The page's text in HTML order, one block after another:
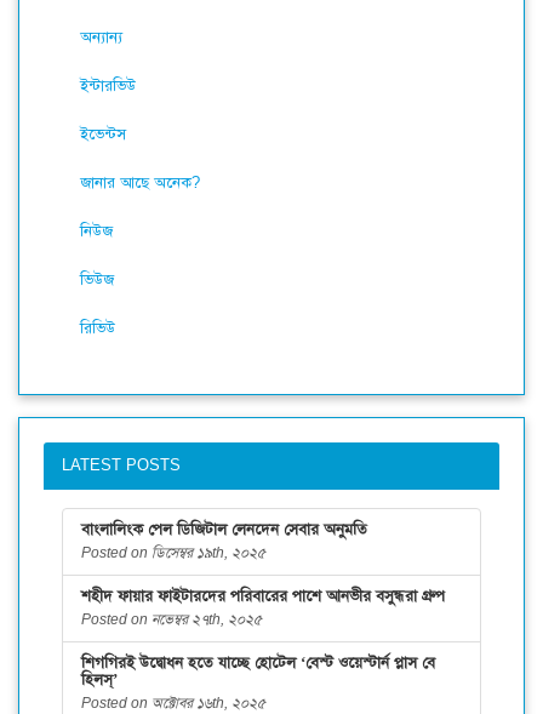
অন্যান্য
ইন্টারভিউ
ইভেন্টস
জানার আছে অনেক?
নিউজ
ভিউজ
রিভিউ
LATEST POSTS
বাংলালিংক পেল ডিজিটাল লেনদেন সেবার অনুমতি
Posted on ডিসেম্বর ১৯th, ২০২৫
শহীদ ফায়ার ফাইটারদের পরিবারের পাশে আনভীর বসুন্ধরা গ্রুপ
Posted on নভেম্বর ২৭th, ২০২৫
শিগগিরই উদ্বোধন হতে যাচ্ছে হোটেল ‘বেস্ট ওয়েস্টার্ন প্লাস বে
হিলস্’
Posted on অক্টোবর ১৬th, ২০২৫